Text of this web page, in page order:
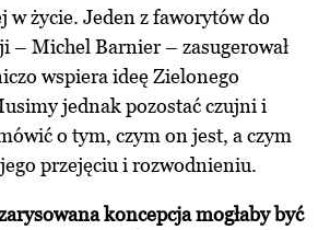
w życie. Jeden z faworytów do
– Michel Barnier – zasugerował
wspiera ideę Zielonego
jednak pozostać czujni i
o tym, czym on jest, a czym
przejęciu i rozwodnieniu.
koncepcja mogłaby być